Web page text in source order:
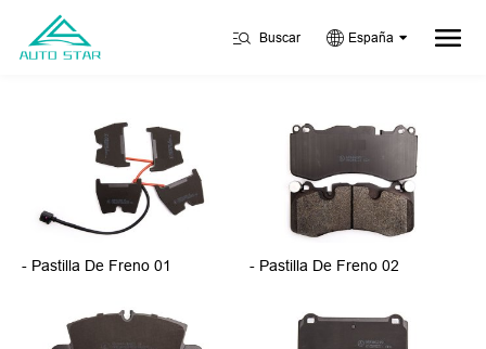
Buscar España
- Pastilla De Freno 01 - Pastilla De Freno 02